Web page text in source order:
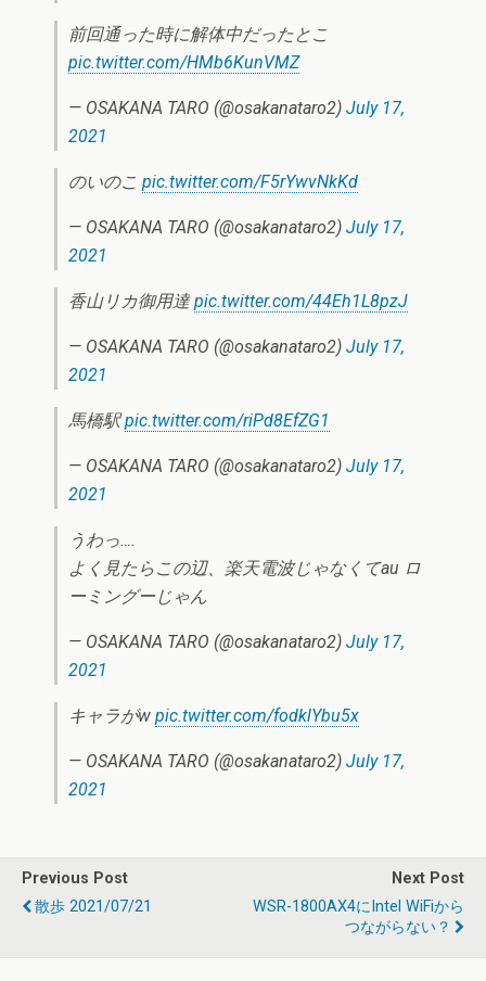
前回通った時に解体中だったとこ
pic.twitter.com/HMb6KunVMZ
— OSAKANA TARO (@osakanataro2) July 17,
2021
のいのこ pic.twitter.com/F5rYwvNkKd
— OSAKANA TARO (@osakanataro2) July 17,
2021
香山リカ御用達pic.twitter.com/44Eh1L8pzJ
— OSAKANA TARO (@osakanataro2) July 17,
2021
馬橋駅pic.twitter.com/riPd8EfZG1
— OSAKANA TARO (@osakanataro2) July 17,
2021
うわっ….
よく見たらこの辺、楽天電波じゃなくてau ロ
ーミングーじゃん
— OSAKANA TARO (@osakanataro2) July 17,
2021
キャラがw pic.twitter.com/fodklYbu5x
— OSAKANA TARO (@osakanataro2) July 17,
2021
Previous Post
散歩 2021/07/21
Next Post
WSR-1800AX4にIntel WiFiから
つながらない？